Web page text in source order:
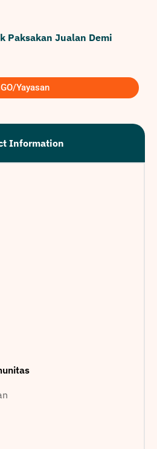
Paksakan Jualan Demi
Yayasan
Information